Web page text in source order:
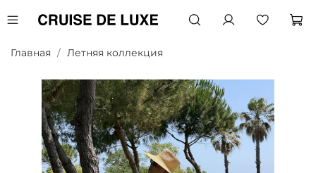
Главная Летняя коллекция